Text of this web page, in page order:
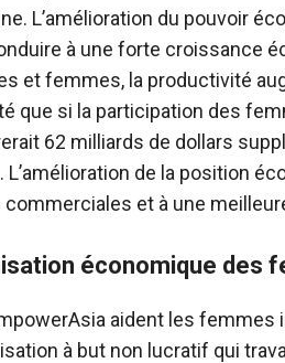
L’amélioration du pouvoir
à une forte croissance
et femmes, la productivité
que si la participation des
62 milliards de dollars
L’amélioration de la position
et à une
économique des
aident les femmes
à but non lucratif qui